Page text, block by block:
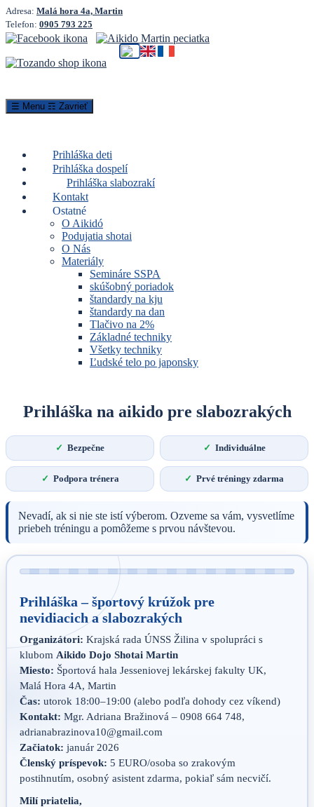
Adresa: Malá hora 4a, Martin
Telefon: 0905 793 225
☰ Menu ☶ Zavrieť
Prihláška deti
Prihláška dospelí
Prihláška slabozrakí
Kontakt
Ostatné
O Aikidó
Podujatia shotai
O Nás
Materiály
Semináre SSPA
skúšobný poriadok
štandardy na kju
štandardy na dan
Tlačivo na 2%
Základné techniky
Všetky techniky
Ľudské telo po japonsky
Prihláška na aikido pre slabozrakých
Bezpečne Individuálne
Podpora trénera Prvé tréningy zdarma
Nevadí, ak si nie ste istí výberom. Ozveme sa vám, vysvetlíme
priebeh tréningu a pomôžeme s prvou návštevou.
Prihláška – športový krúžok pre
nevidiacich a slabozrakých
Organizátori: Krajská rada ÚNSS Žilina v spolupráci s
klubom Aikido Dojo Shotai Martin
Miesto: Športová hala Jesseniovej lekárskej fakulty UK,
Malá Hora 4A, Martin
Čas: utorok 18:00–19:00 (alebo podľa dohody cez víkend)
Kontakt: Mgr. Adriana Bražinová – 0908 664 748,
adrianabrazinova10@gmail.com
Začiatok: január 2026
Členský príspevok: 5 EURO/osoba so zrakovým
postihnutím, osobný asistent zdarma, pokiaľ sám necvičí.
Milí priatelia,